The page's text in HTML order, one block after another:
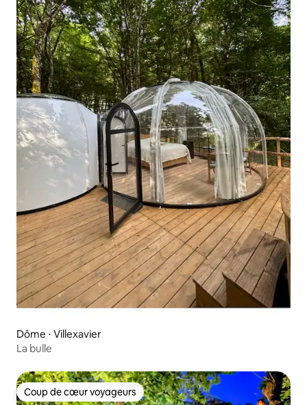
Dôme ⋅ Villexavier
La bulle
Coup de cœur voyageurs
Coup de cœur voyageurs